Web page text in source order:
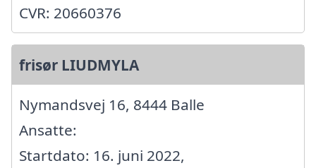
CVR: 20660376
frisør LIUDMYLA
Nymandsvej 16, 8444 Balle
Ansatte:
Startdato: 16. juni 2022,